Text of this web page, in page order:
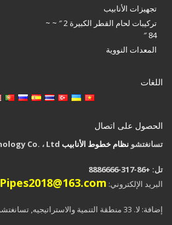
تجهيزات الأنابيب
تركيبات لحام القطر الكبيرة 2 ″ ~ ~
84 ″
المعدات النووية
اللغات
الحصول على اتصال
تسانغتشو نظام خطوط الأنابيب
تل: +86-317-8886666
البريد الإلكتروني: Pipes2018@163.com
إضافة: لا. 33 منطقة التنمية والاستراتیجیه, تسانغتشو, خبي, الصين